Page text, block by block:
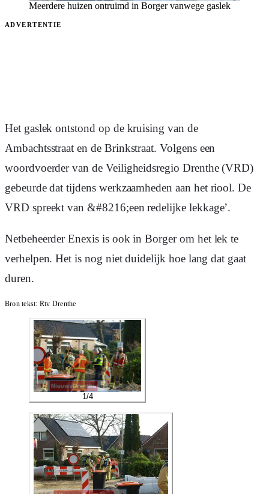
Meerdere huizen ontruimd in Borger vanwege gaslek
ADVERTENTIE
Het gaslek ontstond op de kruising van de
Ambachtsstraat en de Brinkstraat. Volgens een
woordvoerder van de Veiligheidsregio Drenthe (VRD)
gebeurde dat tijdens werkzaamheden aan het riool. De
VRD spreekt van &#8216;een redelijke lekkage’.
Netbeheerder Enexis is ook in Borger om het lek te
verhelpen. Het is nog niet duidelijk hoe lang dat gaat
duren.
Bron tekst: Rtv Drenthe
1 /4